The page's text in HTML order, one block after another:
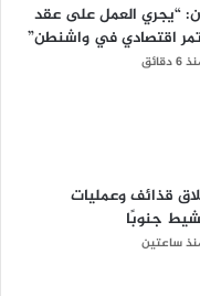
“يجري العمل على عقد
اقتصادي في واشنطن”
دقائق
قذائف وعمليات
جنوبًا
ساعتين